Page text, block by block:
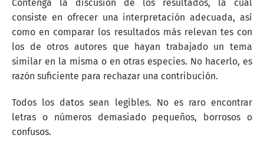
Contenga la discusión de los resultados, la cual
consiste en ofrecer una interpretación adecuada, así
como en comparar los resultados más relevan tes con
los de otros autores que hayan trabajado un tema
similar en la misma o en otras especies. No hacerlo, es
razón suficiente para rechazar una contribución.
Todos los datos sean legibles. No es raro encontrar
letras o números demasiado pequeños, borrosos o
confusos.